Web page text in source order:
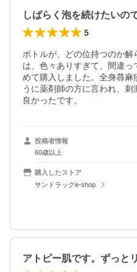
5
ボトルが、どの位持つのか
は、色々ありすぎて、間違っ
めて購入しました。全身蕁麻
うに薬剤師の方に言われ、
良かったです。
投稿者情報
60歳以上
購入したストア
サンドラッグe-shop